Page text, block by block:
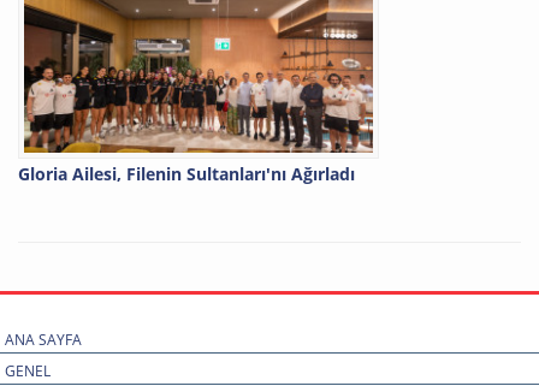
Gloria Ailesi, Filenin Sultanları'nı Ağırladı
ANA SAYFA
GENEL